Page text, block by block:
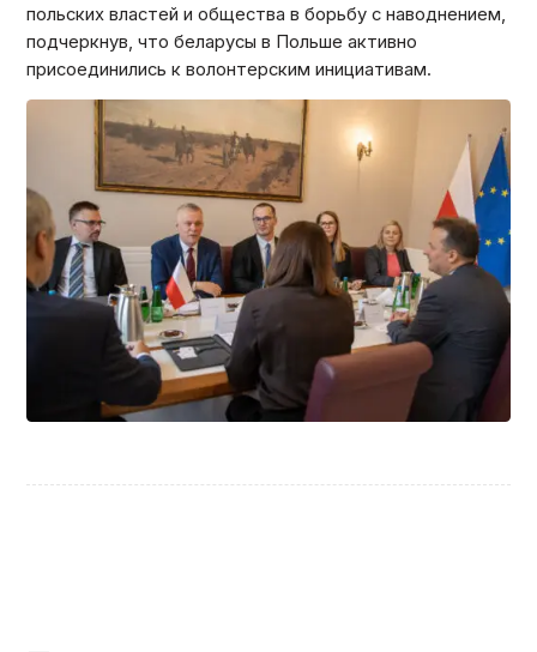
польских властей и общества в борьбу с наводнением,
подчеркнув, что беларусы в Польше активно
присоединились к волонтерским инициативам.